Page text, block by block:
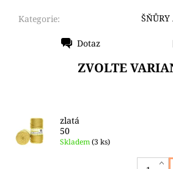
Kategorie: ŠŇŮRY
Dotaz
ZVOLTE
zlatá
50
Skladem(3 ks)